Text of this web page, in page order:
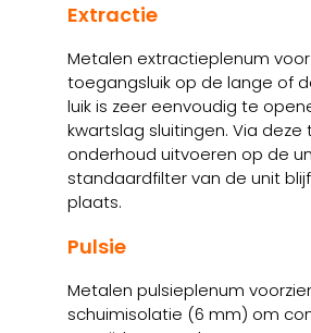
Extractie
Metalen extractieplenum
toegangsluik op de lange of
luik is zeer eenvoudig te
kwartslag sluitingen. Via
onderhoud uitvoeren op de
standaardfilter van de unit
plaats.
Pulsie
Metalen pulsieplenum
schuimisolatie (6 mm) om